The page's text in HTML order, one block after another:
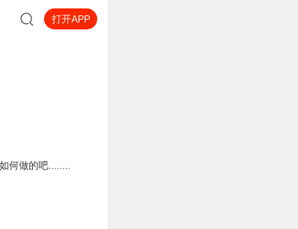
打开APP
何做的吧........